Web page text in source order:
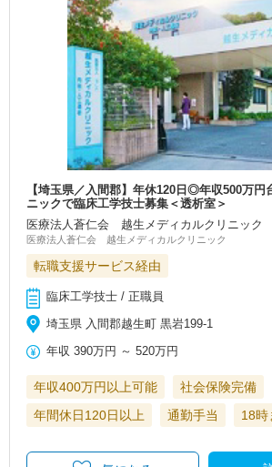
【埼玉県／入間郡】年休120日◎年収500万円
ニックで臨床工学技士募集＜透析室＞
医療法人蒼仁会 越生メディカルクリニック
医療法人蒼仁会 越生メディカルクリニック
転職支援サービス経由
臨床工学技士 / 正職員
埼玉県 入間郡越生町 黒岩199-1
年収 390万円 ～520万円
年収400万円以上可能
社会保険完備
年間休日120日以上
通勤手当 18時